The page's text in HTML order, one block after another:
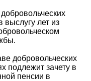
лет из
добровольческих
подлежит зачету в
пенсии в